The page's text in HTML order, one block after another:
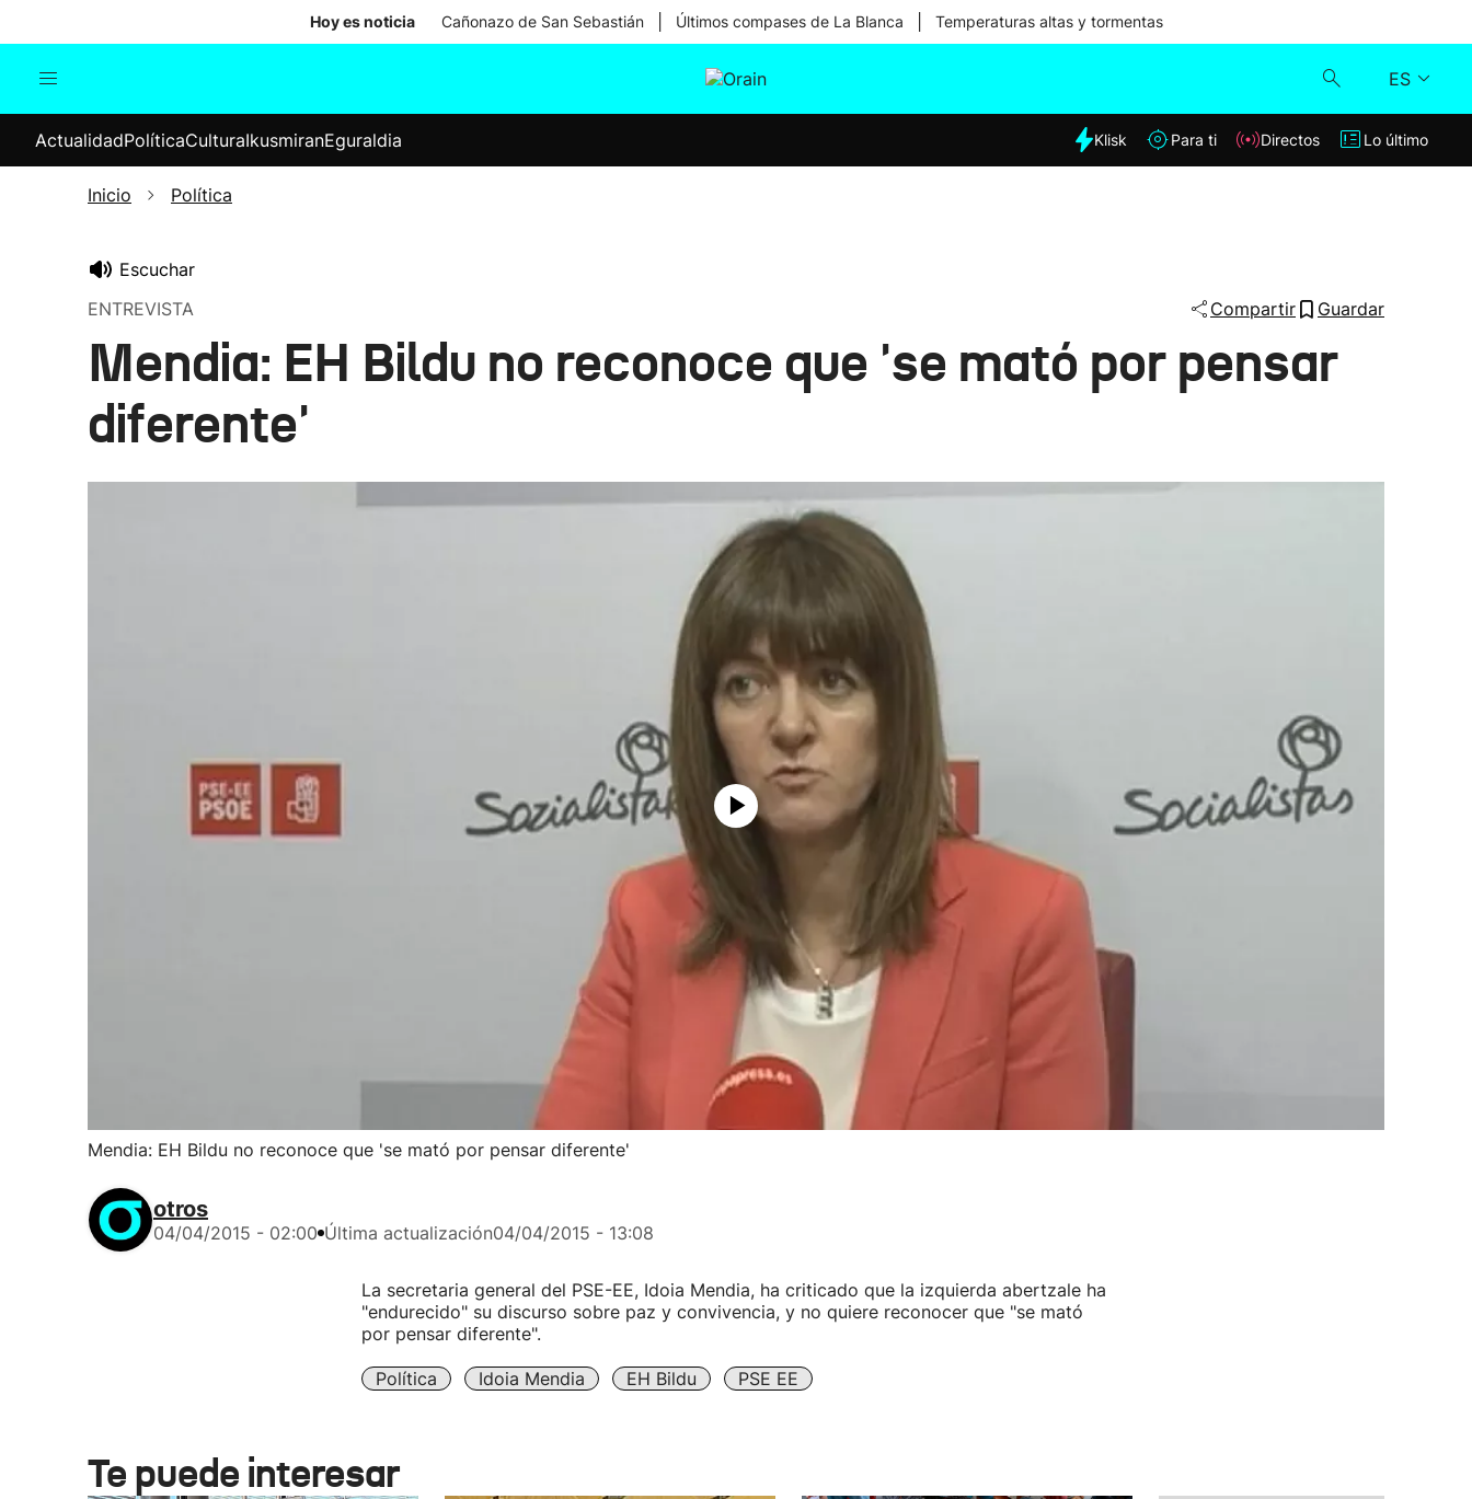
Hoy es noticia Cañonazo de San Sebastián Últimos compases de La Blanca Temperaturas altas y tormentas
ES
Internacional
Elecciones
Klisk
Lo último
ActualidadPolíticaCulturaIkusmiranEguraldia Klisk Para ti Directos Lo último
Inicio Política
Escuchar
ENTREVISTA
Compartir Guardar
Mendia: EH Bildu no reconoce que 'se mató por pensar
diferente'
Mendia: EH Bildu no reconoce que 'se mató por pensar diferente'
otros
04/04/2015 - 02:00 Última actualización04/04/2015 - 13:08
La secretaria general del PSE-EE, Idoia Mendia, ha criticado que la izquierda abertzale ha
"endurecido" su discurso sobre paz y convivencia, y no quiere reconocer que "se mató
por pensar diferente".
Política Idoia Mendia EH Bildu PSE EE
Te puede interesar